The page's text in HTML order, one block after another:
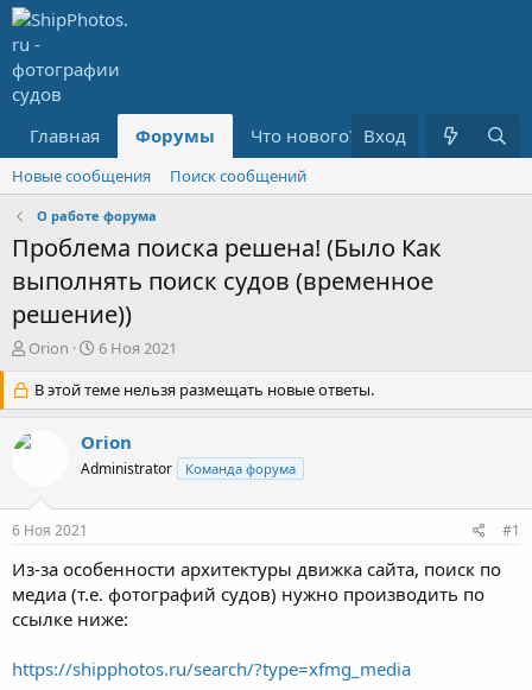
Главная Форумы Что нового? Медиа
Вход
Новые сообщения Поиск сообщений
О работе форума
Проблема поиска решена! (Было Как
выполнять поиск судов (временное
решение))
А
т
о
р
т
Orion
Д
т
а
н
а
ч
6 Ноя 2021
В этой теме нельзя размещать новые ответы.
Orion
Administrator Команда форума
6 Ноя 2021 #1
Из-за особенности архитектуры движка сайта, поиск по
медиа (т.е. фотографий судов) нужно производить по
ссылке ниже:
https://shipphotos.ru/search/?type=xfmg_media